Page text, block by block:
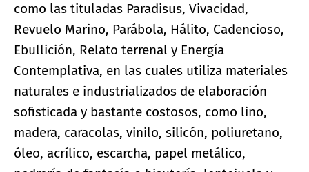
como las tituladas Paradisus, Vivacidad,
Revuelo Marino, Parábola, Hálito, Cadencioso,
Ebullición, Relato terrenal y Energía
Contemplativa, en las cuales utiliza materiales
naturales e industrializados de elaboración
sofisticada y bastante costosos, como lino,
madera, caracolas, vinilo, silicón, poliuretano,
óleo, acrílico, escarcha, papel metálico,